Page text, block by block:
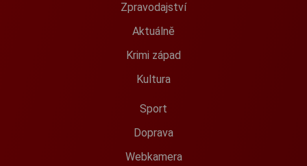
Zpravodajství
Aktuálně
Krimi západ
Kultura
Sport
Doprava
Webkamera